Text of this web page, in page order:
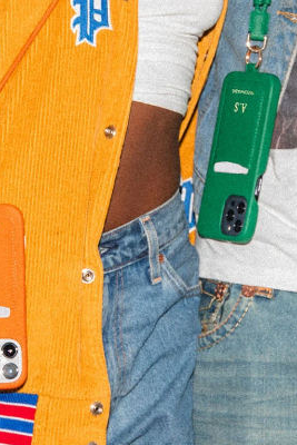
10% Off
初回購入のみ
や新商品情報に関するテキストメッセー
ち早くお受け取りいただけます。